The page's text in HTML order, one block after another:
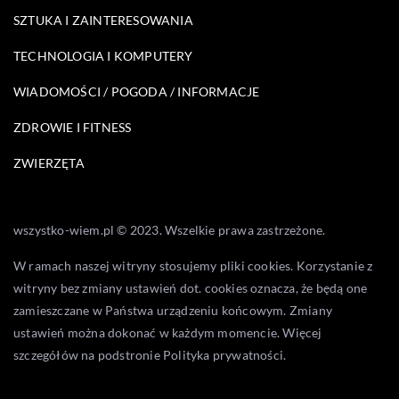
SZTUKA I ZAINTERESOWANIA
TECHNOLOGIA I KOMPUTERY
WIADOMOŚCI / POGODA / INFORMACJE
ZDROWIE I FITNESS
ZWIERZĘTA
wszystko-wiem.pl © 2023. Wszelkie prawa zastrzeżone.
W ramach naszej witryny stosujemy pliki cookies. Korzystanie z
witryny bez zmiany ustawień dot. cookies oznacza, że będą one
zamieszczane w Państwa urządzeniu końcowym. Zmiany
ustawień można dokonać w każdym momencie. Więcej
szczegółów na podstronie Polityka prywatności.